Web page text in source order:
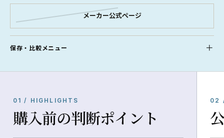
メーカー公式ページ
保存・比較メニュー
01 / HIGHLIGHTS
購入前の判断ポイント
02